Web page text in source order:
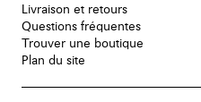
Livraison et retours
Questions fréquentes
Trouver une boutique
Plan du site